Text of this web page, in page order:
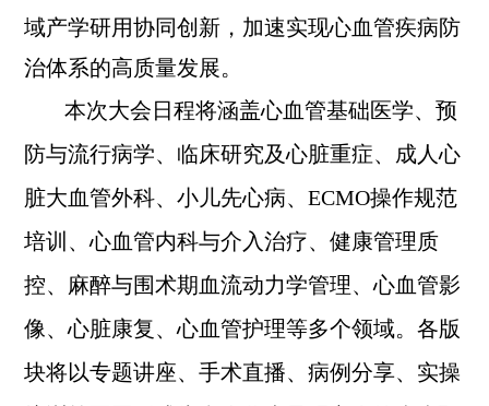
域产学研用协同创新，加速实现心血管疾病防
治体系的高质量发展。
本次大会日程将涵盖心血管基础医学、预
防与流行病学、临床研究及心脏重症、成人心
脏大血管外科、小儿先心病、ECMO操作规范
培训、心血管内科与介入治疗、健康管理质
控、麻醉与围术期血流动力学管理、心血管影
像、心脏康复、心血管护理等多个领域。各版
块将以专题讲座、手术直播、病例分享、实操